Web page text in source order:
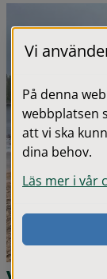
Vi
På denna
webbplatsen
att vi ska
dina behov.
Läs mer i vår